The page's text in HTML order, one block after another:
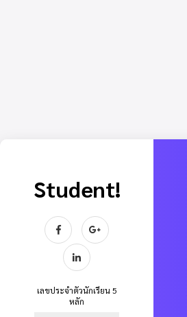
Student!
เลขประจำตัวนักเรียน 5
หลัก
Hello
Teacher!